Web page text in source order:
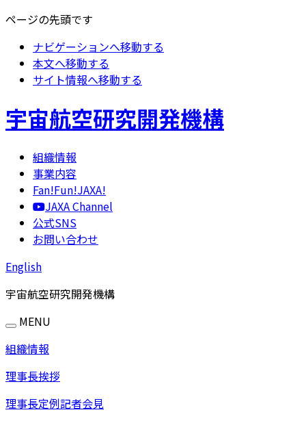
ページの先頭です
ナビゲーションへ移動する
本文へ移動する
サイト情報へ移動する
宇宙航空研究開発機構
組織情報
事業内容
Fan!Fun!JAXA!
JAXA Channel
公式SNS
お問い合わせ
English
宇宙航空研究開発機構
MENU
組織情報
理事長挨拶
理事長定例記者会見